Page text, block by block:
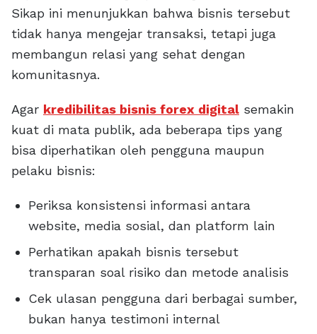
Sikap ini menunjukkan bahwa bisnis tersebut
tidak hanya mengejar transaksi, tetapi juga
membangun relasi yang sehat dengan
komunitasnya.
Agar kredibilitas bisnis forex digital semakin
kuat di mata publik, ada beberapa tips yang
bisa diperhatikan oleh pengguna maupun
pelaku bisnis:
Periksa konsistensi informasi antara
website, media sosial, dan platform lain
Perhatikan apakah bisnis tersebut
transparan soal risiko dan metode analisis
Cek ulasan pengguna dari berbagai sumber,
bukan hanya testimoni internal